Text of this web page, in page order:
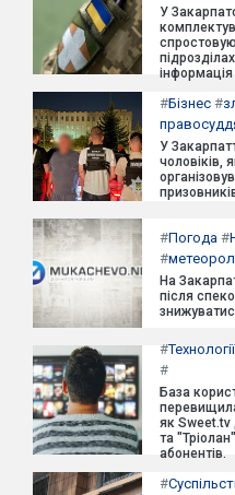
У
#Бізнес #
У
чоловіків,
#Погода #
#
На
після
#Технології
#
База
як Sweet.tv
та
абонентів.
#